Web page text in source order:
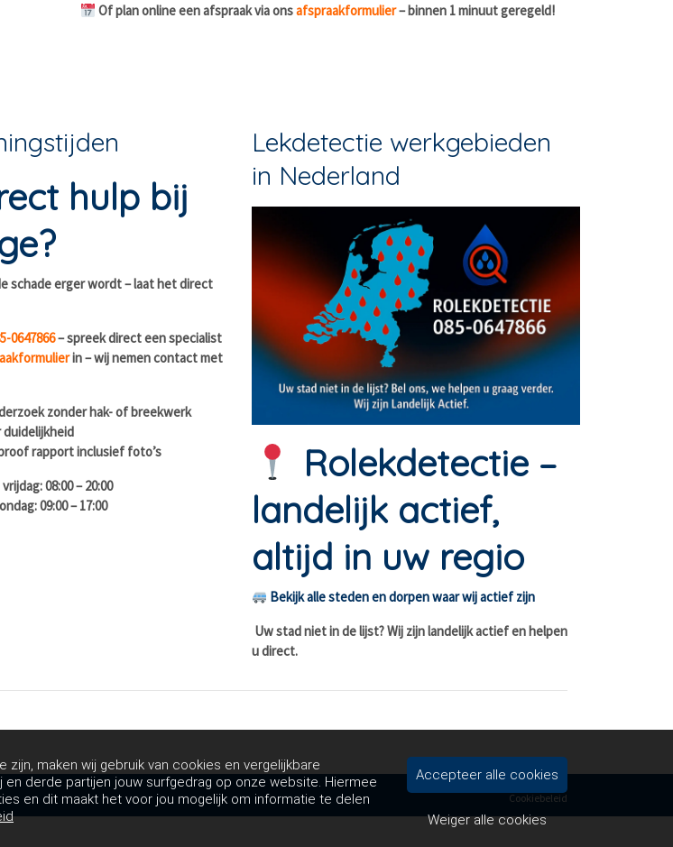
Of plan online een afspraak via onsafspraakformulier– binnen 1 minuut geregeld!
hulp bij
schade erger wordt – laat het direct
0647866– spreek direct een specialist
in – wij nemen contact met
zonder hak- of breekwerk
rapport inclusief foto’s
08:00 – 20:00
09:00 – 17:00
Lekdetectie werkgebieden
in Nederland
Rolekdetectie –
landelijk actief,
altijd in uw regio
Bekijk alle steden en dorpen waar wij actief zijn
Uw stad niet in de lijst? Wij zijn landelijk actief en helpen
u direct.
Cookiebeleid
zijn, maken wij gebruik van cookies en vergelijkbare
derde partijen jouw surfgedrag op onze website. Hiermee
en dit maakt het voor jou mogelijk om informatie te delen
Accepteer alle cookies
Weiger alle cookies